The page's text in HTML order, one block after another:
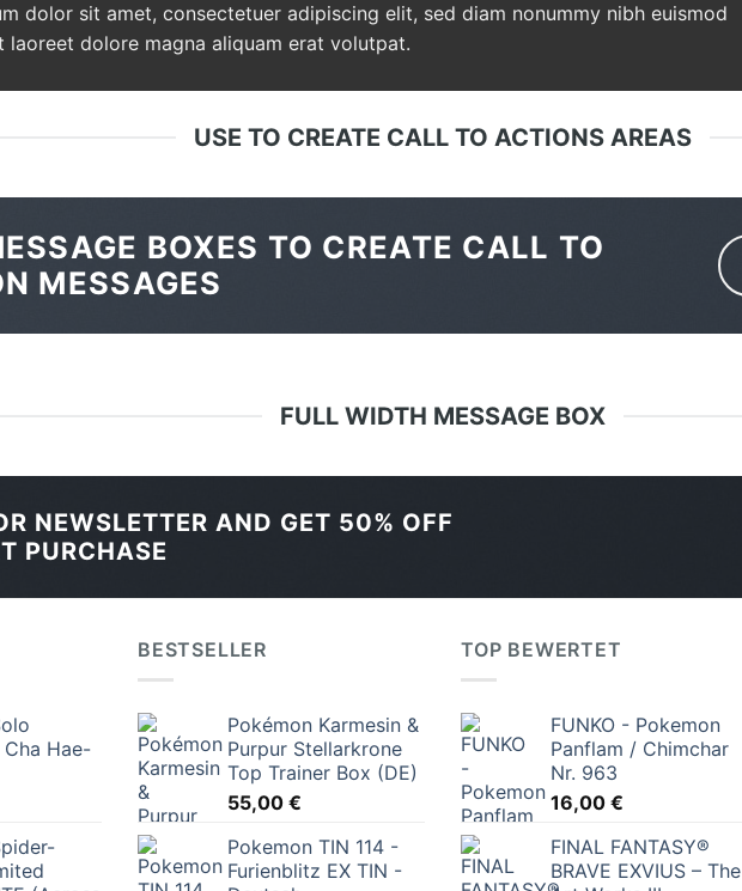
dolor sit amet, consectetuer adipiscing elit, sed diam nonummy nibh euismod
laoreet dolore magna aliquam erat volutpat.
USE TO CREATE CALL TO ACTIONS AREAS
BOXES TO CREATE CALL TO
MESSAGES
FULL WIDTH MESSAGE BOX
NEWSLETTER AND GET 50% OFF
PURCHASE
Hae-
BESTSELLER
Pokémon Karmesin &
Purpur Stellarkrone
Top Trainer Box (DE)
55,00 €
Pokemon TIN 114 -
Furienblitz EX TIN -
TOP BEWERTET
FUNKO - Pokemon
Panflam / Chimchar
Nr. 963
16,00 €
FINAL FANTASY®
BRAVE EXVIUS – The